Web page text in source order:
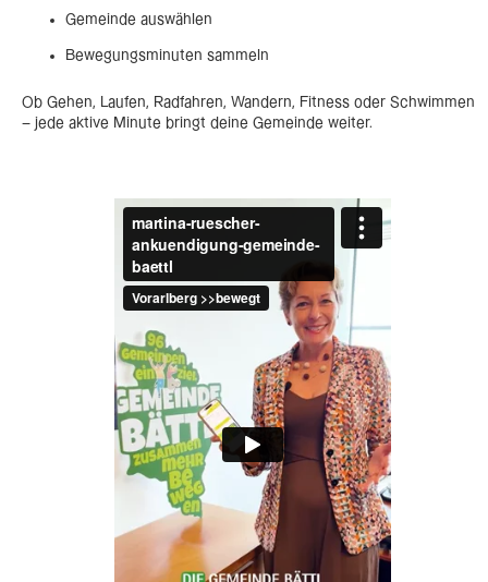
Gemeinde auswählen
Bewegungsminuten sammeln
Ob Gehen, Laufen, Radfahren, Wandern, Fitness oder Schwimmen
– jede aktive Minute bringt deine Gemeinde weiter.